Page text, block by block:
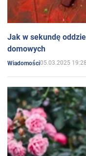
Jak w sekundę
domowych
Wiadomości05.03.2025 19:28